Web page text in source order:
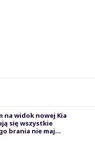
na widok nowej Kia
się wszystkie
brania nie maj...